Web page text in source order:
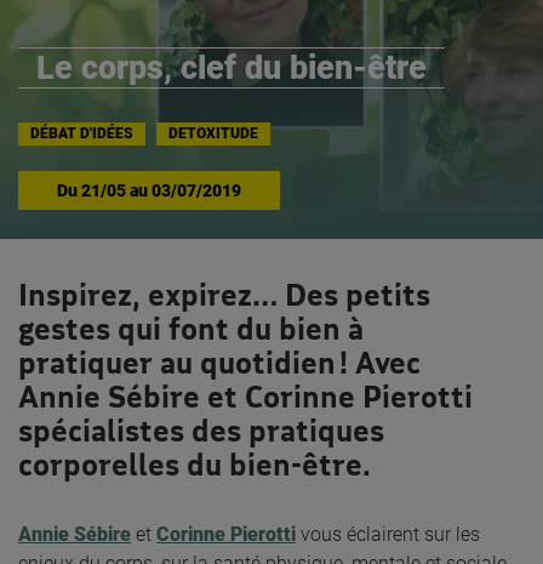
Le corps, clef du bien-être
DÉBAT D'IDÉES DETOXITUDE
Du21/05au03/07/2019
Inspirez, expirez… Des petits
gestes qui font du bien à
pratiquer au quotidien ! Avec
Annie Sébire et Corinne Pierotti
spécialistes des pratiques
corporelles du bien-être.
Annie Sébire et Corinne Pierotti vous éclairent sur les